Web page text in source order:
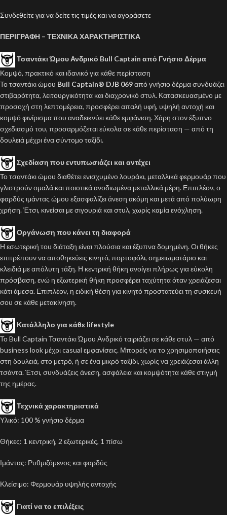
Συνδεθείτε για να δείτε τις τιμές και να αγοράσετε
ΠΕΡΙΓΡΑΦΗ – ΤΕΧΝΙΚΑ ΧΑΡΑΚΤΗΡΙΣΤΙΚΑ
Τσαντάκι Ώμου Ανδρικό Bull Captain από Γνήσιο Δέρμα
Κομψό, πρακτικό και ιδανικό για κάθε περίσταση
Το τσαντάκι ώμου Bull Captain® DJB 069από γνήσιο δέρμα συνδυάζει
στιβαρότητα, λειτουργικότητα και διαχρονικό στυλ. Κατασκευασμένο με
προσοχή στη λεπτομέρεια, προσφέρει απαλή υφή, υψηλή αντοχή και
κομψό φινίρισμα που αναδεικνύει κάθε εμφάνιση. Χάρη στον έξυπνο
σχεδιασμό του, προσαρμόζεται εύκολα σε κάθε περίσταση — από τη
δουλειά μέχρι ένα σύντομο ταξίδι.
Σχεδίαση που εντυπωσιάζει και αντέχει
Το τσαντάκι ώμου διαθέτει ενισχυμένο λουράκι, μεταλλικά φερμουάρ που
γλιστρούν ομαλά και ποιοτικά ανοδιωμένα μεταλλικά μέρη. Επιπλέον, ο
φαρδύς ιμάντας ώμου εξασφαλίζει άνεση ακόμη και μετά από πολύωρη
χρήση. Έτσι, κινείσαι με σιγουριά και στυλ, χωρίς καμία ενόχληση.
Οργάνωση που κάνει τη διαφορά
Η εσωτερική του διάταξη είναι πλούσια και έξυπνα δομημένη. Οι θήκες
επιτρέπουν να αποθηκεύεις κινητό, πορτοφόλι, σημειωματάριο και
κλειδιά με απόλυτη τάξη. Η κεντρική θήκη ανοίγει πλήρως για εύκολη
πρόσβαση, ενώ η εξωτερική θήκη προσφέρει ταχύτητα όταν χρειάζεσαι
κάτι άμεσα. Επιπλέον, η ειδική θέση για κινητό προστατεύει τη συσκευή
σου σε κάθε μετακίνηση.
Κατάλληλο για κάθε lifestyle
Το Bull Captain Τσαντάκι Ώμου Ανδρικό ταιριάζει σε κάθε στυλ — από
business look μέχρι casual εμφανίσεις. Μπορείς να το χρησιμοποιήσεις
στη δουλειά, στο μετρό, ή σε ένα μικρό ταξίδι, χωρίς να χρειάζεσαι άλλη
τσάντα. Έτσι, συνδυάζεις άνεση, ασφάλεια και κομψότητα κάθε στιγμή
της ημέρας.
Τεχνικά χαρακτηριστικά
Υλικό: 100 % γνήσιο δέρμα
Θήκες: 1 κεντρική, 2 εξωτερικές, 1 πίσω
Ιμάντας: Ρυθμιζόμενος και φαρδύς
Κλείσιμο: Φερμουάρ υψηλής αντοχής
Γιατί να το επιλέξεις